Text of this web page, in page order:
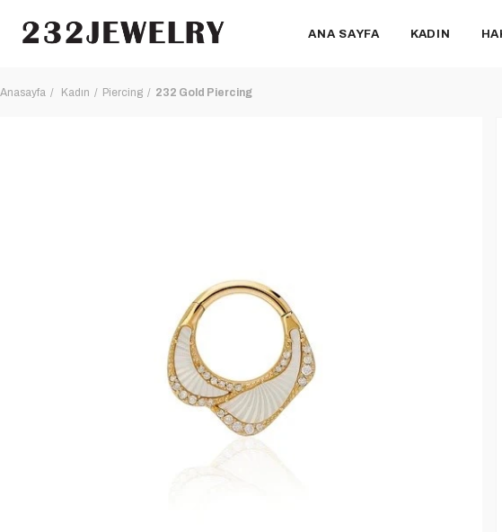
ANA SAYFA KADIN
Anasayfa Kadın Piercing 232 Gold Piercing